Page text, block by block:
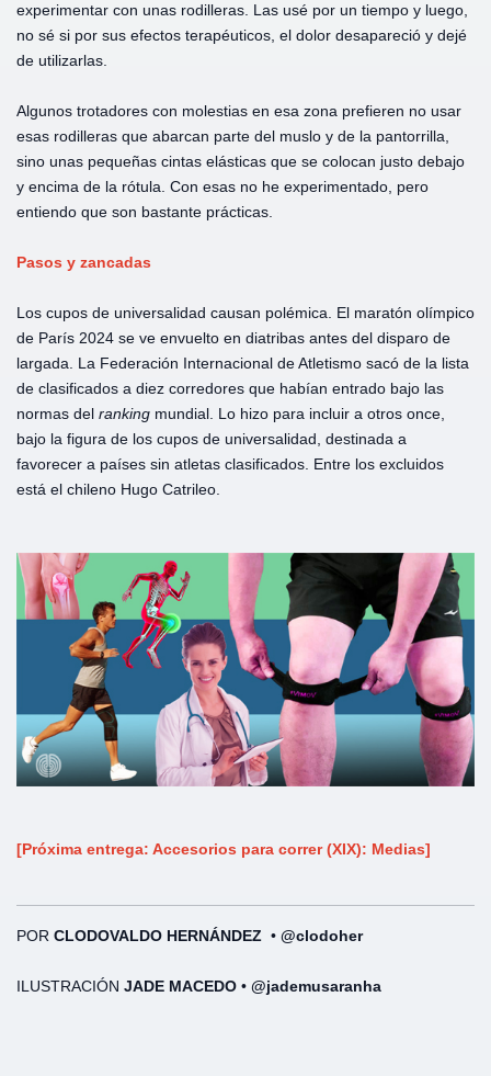
experimentar con unas rodilleras. Las usé por un tiempo y luego,
no sé si por sus efectos terapéuticos, el dolor desapareció y dejé
de utilizarlas.
Algunos trotadores con molestias en esa zona prefieren no usar
esas rodilleras que abarcan parte del muslo y de la pantorrilla,
sino unas pequeñas cintas elásticas que se colocan justo debajo
y encima de la rótula. Con esas no he experimentado, pero
entiendo que son bastante prácticas.
Pasos y zancadas
Los cupos de universalidad causan polémica. El maratón olímpico
de París 2024 se ve envuelto en diatribas antes del disparo de
largada. La Federación Internacional de Atletismo sacó de la lista
de clasificados a diez corredores que habían entrado bajo las
normas del ranking mundial. Lo hizo para incluir a otros once,
bajo la figura de los cupos de universalidad, destinada a
favorecer a países sin atletas clasificados. Entre los excluidos
está el chileno Hugo Catrileo.
[Próxima entrega: Accesorios para correr (XIX): Medias]
POR CLODOVALDO HERNÁNDEZ • @clodoher
ILUSTRACIÓN JADE MACEDO • @jademusaranha